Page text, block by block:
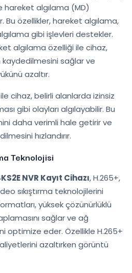
hareket algılama (MD)
Bu özellikler, hareket algılama,
gibi işlevleri destekler.
algılama özelliği ile cihaz,
kaydedilmesini sağlar ve
azaltır.
cihaz, belirli alanlarda izinsiz
gibi olayları algılayabilir. Bu
daha verimli hale getirir ve
hızlandırır.
Teknolojisi
NVR Kayıt Cihazı, H.265+,
sıkıştırma teknolojilerini
yüksek çözünürlüklü
sağlar ve ağ
optimize eder. Özellikle H.265+
azaltırken görüntü